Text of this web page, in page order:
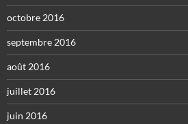
octobre 2016
septembre 2016
août 2016
juillet 2016
juin 2016